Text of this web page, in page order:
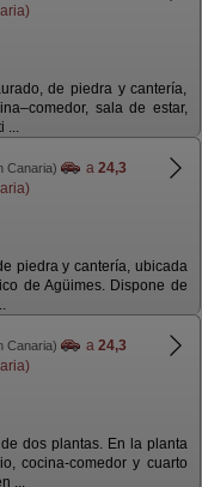
de piedra y cantería,
sala de estar,
...
Canaria) a 24,3
piedra y cantería, ubicada
de Agüimes. Dispone de
Canaria) a 24,3
dos plantas. En la planta
cocina-comedor y cuarto
...